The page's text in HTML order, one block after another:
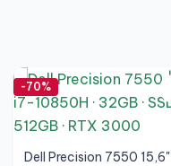
-70%
Dell Precision 7550 15,6"